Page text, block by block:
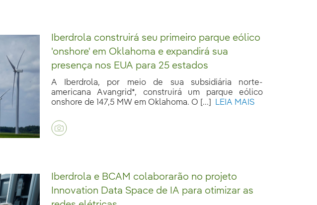
Iberdrola construirá seu primeiro parque eólico
'onshore' em Oklahoma e expandirá sua
presença nos EUA para 25 estados
A Iberdrola, por meio de sua subsidiária norte-
americana Avangrid*, construirá um parque eólico
onshore de 147,5 MW em Oklahoma. O [...]
LEIA MAIS
Iberdrola e BCAM colaborarão no projeto
Innovation Data Space de IA para otimizar as